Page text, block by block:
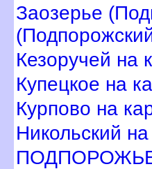
Заозерье
Кезоручей на
Купецкое на
Курпово на
Никольский
ПОДПОРОЖЬЕ